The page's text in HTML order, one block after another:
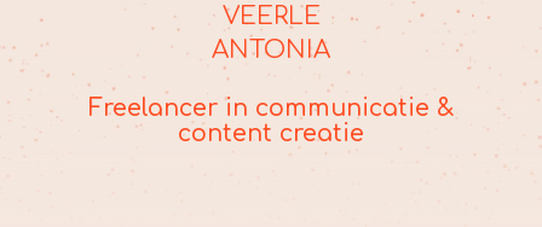
VEERLE
ANTONIA
Freelancer in communicatie &
content creatie